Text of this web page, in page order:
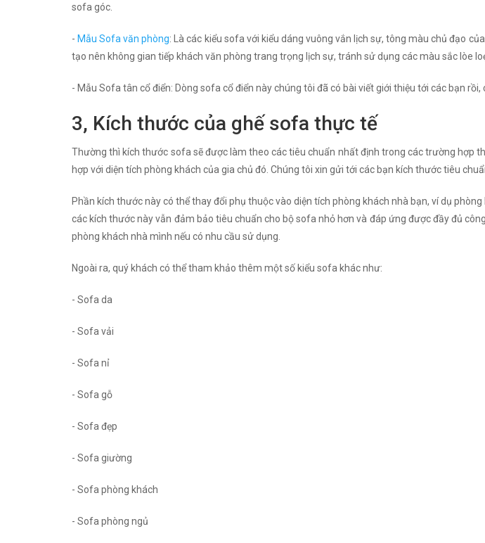
sofa góc.
- Mẫu Sofa văn phòng: Là các kiểu sofa với kiểu dáng vuông vắn lịch sự, tông màu chủ đạo
tạo nên không gian tiếp khách văn phòng trang trọng lịch sự, tránh sử dụng các màu sắc lòe
- Mẫu Sofa tân cổ điển: Dòng sofa cổ điển này chúng tôi đã có bài viết giới thiệu tới các bạn
3, Kích thước của ghế sofa thực tế
Thường thì kích thước sofa sẽ được làm theo các tiêu chuẩn nhất định trong các trường hợp
hợp với diện tích phòng khách của gia chủ đó. Chúng tôi xin gửi tới các bạn kích thước tiêu
Phần kích thước này có thể thay đổi phụ thuộc vào diện tích phòng khách nhà bạn, ví dụ
các kích thước này vẫn đảm bảo tiêu chuẩn cho bộ sofa nhỏ hơn và đáp ứng được đầy đủ
phòng khách nhà mình nếu có nhu cầu sử dụng.
Ngoài ra, quý khách có thể tham khảo thêm một số kiểu sofa khác như:
- Sofa da
- Sofa vải
- Sofa nỉ
- Sofa gỗ
- Sofa đẹp
- Sofa giường
- Sofa phòng khách
- Sofa phòng ngủ